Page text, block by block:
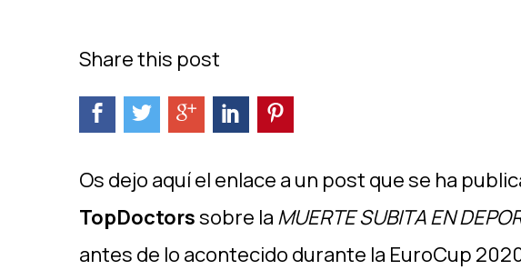
Share this post
Os dejo aquí el enlace a un post que se ha
TopDoctorssobre la MUERTE SUBITA EN
antes de lo acontecido durante la EuroCup